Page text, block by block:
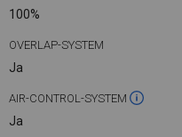
100%
OVERLAP-SYSTEM
Ja
AIR-CONTROL-SYSTEM
Ja